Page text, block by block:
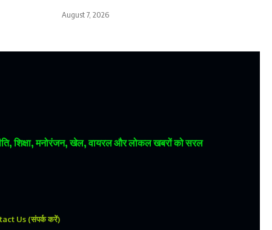
August 7, 2026
शिक्षा, मनोरंजन, खेल, वायरल और लोकल खबरों को सरल
Us (संपर्क करें)